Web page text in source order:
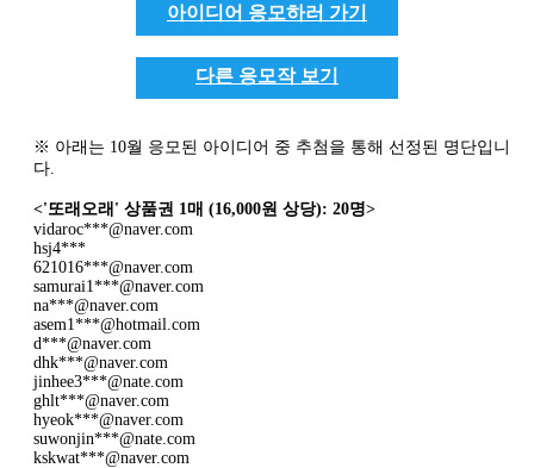
아이디어 응모하러 가기
다른 응모작 보기
※ 아래는 10월 응모된 아이디어 중 추첨을 통해 선정된 명단입니
다.
<'또래오래' 상품권 1매 (16,000원 상당): 20명>
vidaroc***@naver.com
hsj4***
621016***@naver.com
samurai1***@naver.com
na***@naver.com
asem1***@hotmail.com
d***@naver.com
dhk***@naver.com
jinhee3***@nate.com
ghlt***@naver.com
hyeok***@naver.com
suwonjin***@nate.com
kskwat***@naver.com